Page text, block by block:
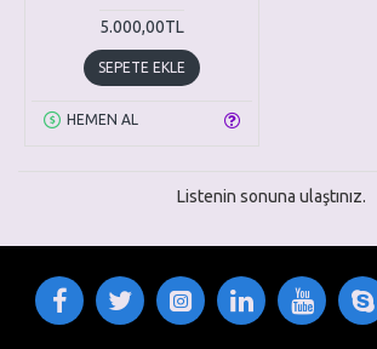
5.000,00TL
SEPETE EKLE
HEMEN AL
Listenin sonuna ulaştınız.